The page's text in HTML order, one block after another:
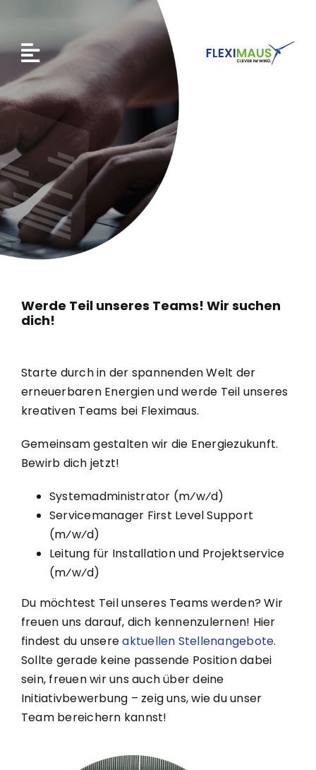
springen
Werde Teil unseres Teams! Wir suchen
dich!
Starte durch in der spannenden Welt der
erneuerbaren Energien und werde Teil unseres
kreativen Teams bei Fleximaus.
Gemeinsam gestalten wir die Energiezukunft.
Bewirb dich jetzt!
Systemadministrator (m⁄w⁄d)
Servicemanager First Level Support
(m⁄w⁄d)
Leitung für Installation und Projektservice
(m⁄w⁄d)
Du möchtest Teil unseres Teams werden? Wir
freuen uns darauf, dich kennenzulernen! Hier
findest du unsereaktuellen Stellenangebote.
Sollte gerade keine passende Position dabei
sein, freuen wir uns auch über deine
Initiativbewerbung – zeig uns, wie du unser
Team bereichern kannst!